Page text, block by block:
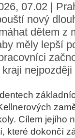
07.02 |
nový
dětem z
měly lepší
nejpozději
Cílem jejího
které dokončí